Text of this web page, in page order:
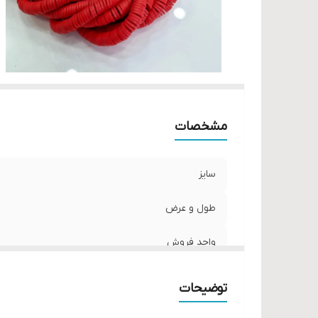
مشخصات
سایز
طول و عرض
واحد فروش
توضیحات